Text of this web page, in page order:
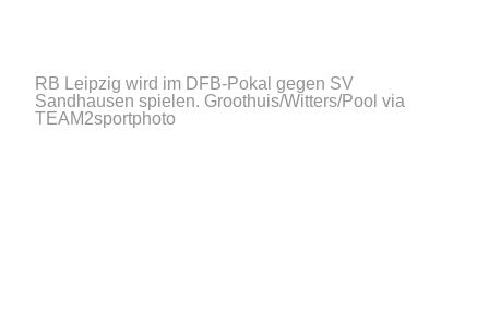
RB Leipzig wird im DFB-Pokal gegen SV
Sandhausen spielen. Groothuis/Witters/Pool via
TEAM2sportphoto